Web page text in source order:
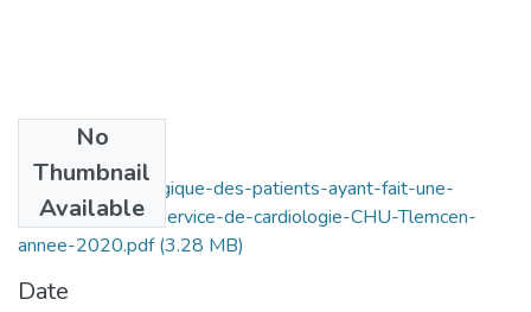
No
Thumbnail
Available
profil-epidemiologique-des-patients-ayant-fait-une-
coronarographie-service-de-cardiologie-CHU-Tlemcen-
annee-2020.pdf(3.28 MB)
Date